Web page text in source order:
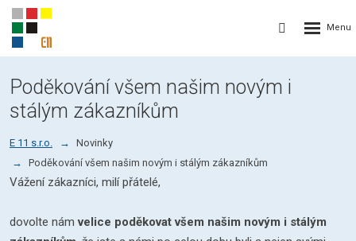
Vyhledávání
Rozbalení
Poděkování všem našim novým i
stálým zákazníkům
E 11 s.r.o.
Novinky
Poděkování všem našim novým i stálým zákazníkům
Vážení zákazníci, milí přátelé,
dovolte námvelice poděkovat všem našim novým i stálým